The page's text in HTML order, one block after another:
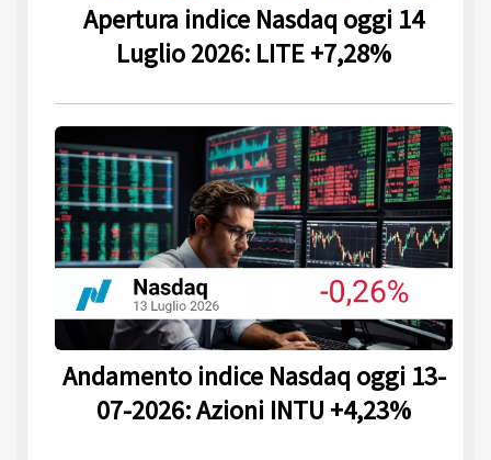
Apertura indice Nasdaq oggi 14
Luglio 2026: LITE +7,28%
Andamento indice Nasdaq oggi 13-
07-2026: Azioni INTU +4,23%